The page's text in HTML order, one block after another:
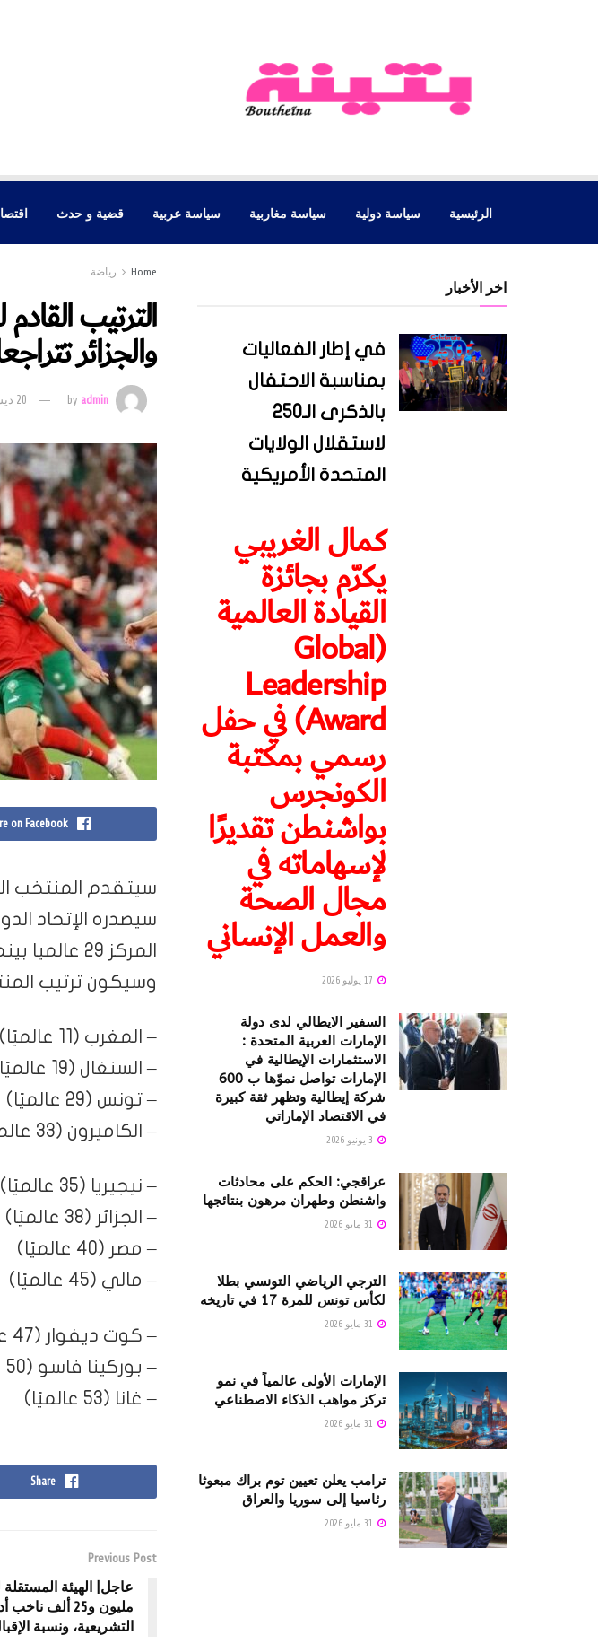
الرئيسية سياسة دولية سياسة مغاربية سياسة عربية قضية و حدث
Home رياضة
الترتيب
والجزائر
byadmin 20 ديسمبر 2022
on Facebook
سيتقدم المنتخب
سيصدره الإتحاد
المركز 29 عالميا بينما حقق المنتخب المغربي قفزة هائلة ب11 مركزا ليصبح 11 عالميا.
وسيكون ترتيب
– المغرب (11 عالميًا)
– السنغال (19 عالميًا)
– تونس (29 عالميًا)
– الكاميرون (33 عالميًا)
– نيجيريا (35 عالميًا)
– الجزائر (38 عالميًا)
– مصر (40 عالميًا)
– مالي (45 عالميًا)
– كوت ديفوار (47 عالميًا)
– بوركينا فاسو (50 عالميًا)
– غانا (53 عالميًا)
Share
Previous Post
عاجل| الهيئة المستقلة
مليون و25 ألف
التشريعية، ونسبة الإقبال
اخر الأخبار
في إطار الفعاليات
بمناسبة الاحتفال
بالذكرى الـ250
لاستقلال الولايات
المتحدة الأمريكية
كمال الغريبي
يكرّم بجائزة
القيادة العالمية
(Global
Leadership
Award) في حفل
رسمي بمكتبة
الكونجرس
بواشنطن تقديرًا
لإسهاماته في
مجال الصحة
والعمل الإنساني
السفير الايطالي لدى دولة
الإمارات العربية المتحدة :
الاستثمارات الإيطالية في
الإمارات تواصل نموّها ب 600
شركة إيطالية وتظهر ثقة كبيرة
في الاقتصاد الإماراتي
عراقجي: الحكم على محادثات
واشنطن وطهران مرهون بنتائجها
الترجي الرياضي التونسي بطلا
لكأس تونس للمرة 17 في تاريخه
الإمارات الأولى عالمياً في نمو
تركز مواهب الذكاء الاصطناعي
ترامب يعلن تعيين توم براك مبعوثا
رئاسيا إلى سوريا والعراق